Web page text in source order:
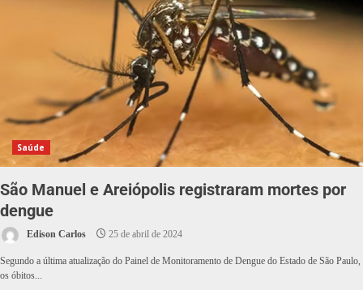
Saúde
São Manuel e Areiópolis registraram mortes por
dengue
Edison Carlos 25 de abril de 2024
Segundo a última atualização do Painel de Monitoramento de Dengue do Estado de São Paulo,
os óbitos...